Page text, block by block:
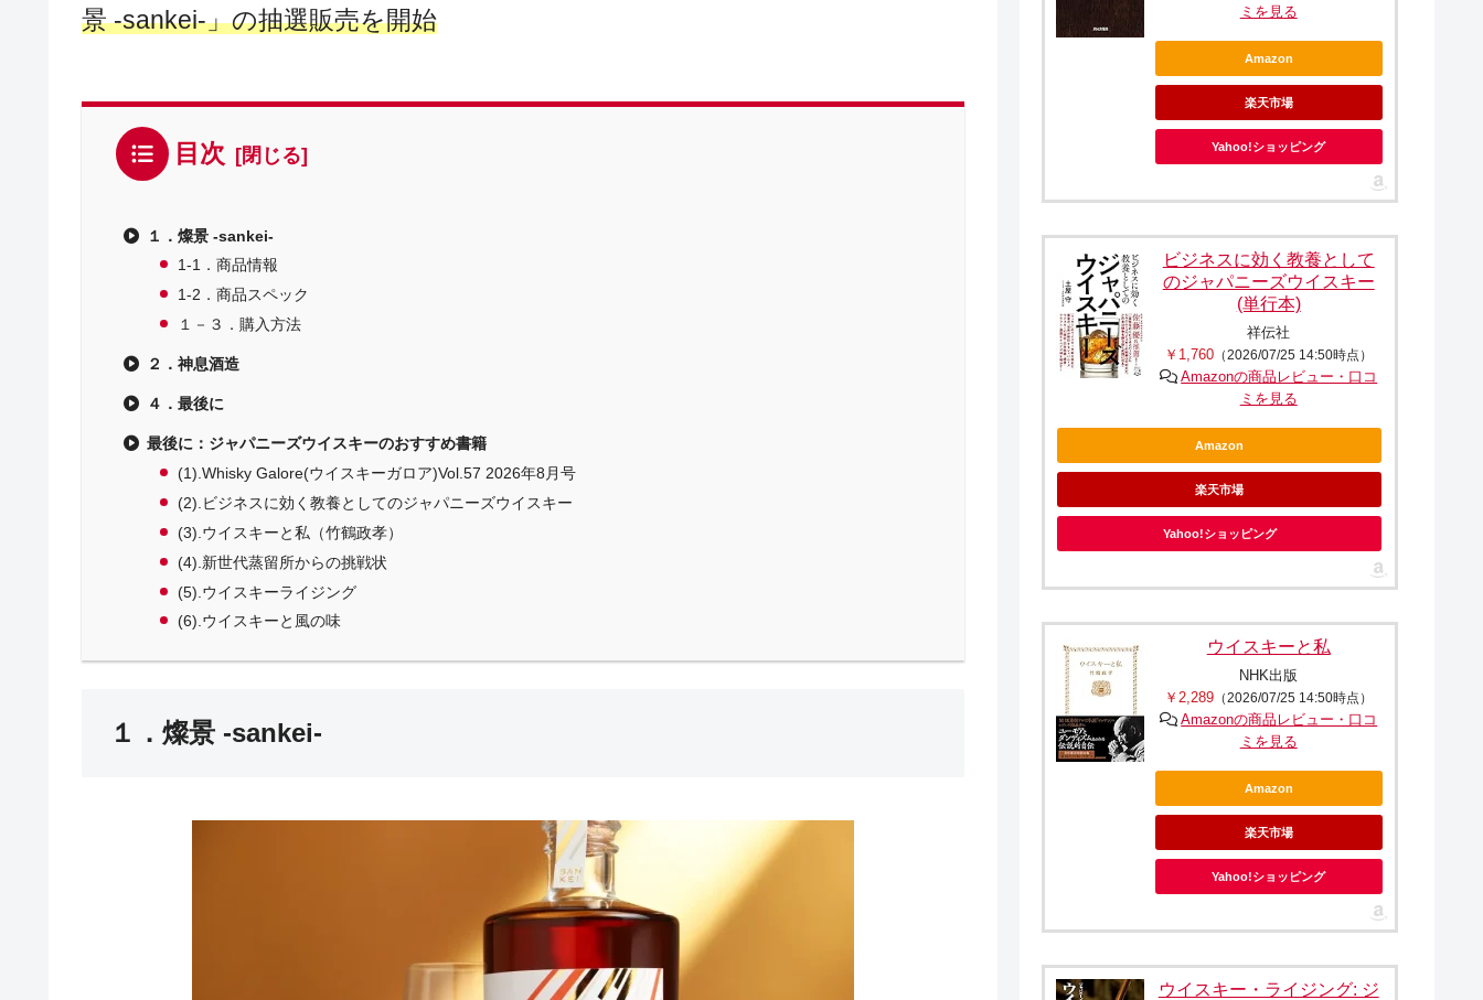
景 -sankei-」の抽選販売を開始
目次
１．燦景 -sankei-
1-1．商品情報
1-2．商品スペック
１－３．購入方法
２．神息酒造
４．最後に
最後に：ジャパニーズウイスキーのおすすめ書籍
(1).Whisky Galore(ウイスキーガロア)Vol.57 2026年8月号
(2).ビジネスに効く教養としてのジャパニーズウイスキー
(3).ウイスキーと私（竹鶴政孝）
(4).新世代蒸留所からの挑戦状
(5).ウイスキーライジング
(6).ウイスキーと風の味
１．燦景 -sankei-
ミを見る
Amazon
楽天市場
Yahoo!ショッピング
ビジネスに効く教養として
のジャパニーズウイスキー
(単行本)
祥伝社
￥1,760 （2026/07/25 14:50時点）
Amazonの商品レビュー・口コ
ミを見る
Amazon
楽天市場
Yahoo!ショッピング
ウイスキーと私
NHK出版
￥2,289 （2026/07/25 14:50時点）
Amazonの商品レビュー・口コ
ミを見る
Amazon
楽天市場
Yahoo!ショッピング
ウイスキー・ライジング: ジ